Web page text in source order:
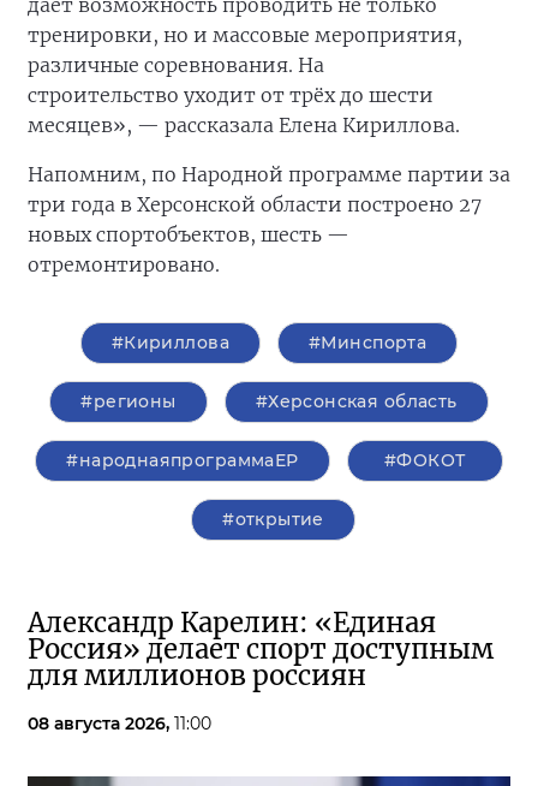
даёт возможность проводить не только
тренировки, но и массовые мероприятия,
различные соревнования. На
строительство уходит от трёх до шести
месяцев», — рассказала Елена Кириллова.
Напомним, по Народной программе партии за
три года в Херсонской области построено 27
новых спортобъектов, шесть —
отремонтировано.
#Кириллова #Минспорта
#регионы #Херсонская область
#народнаяпрограммаЕР #ФОКОТ
#открытие
Александр Карелин: «Единая
Россия» делает спорт доступным
для миллионов россиян
08 августа 2026, 11:00